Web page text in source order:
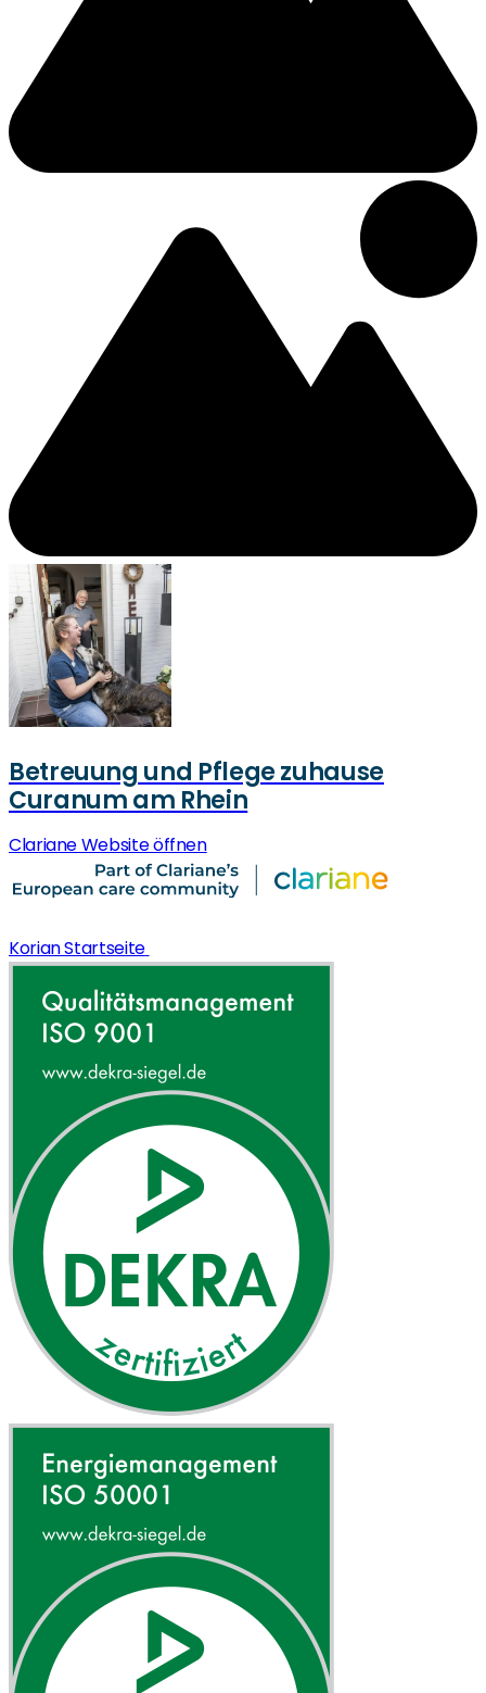
Betreuung und Pflege zuhause
Curanum am Rhein
Clariane Website öffnen
Korian Startseite